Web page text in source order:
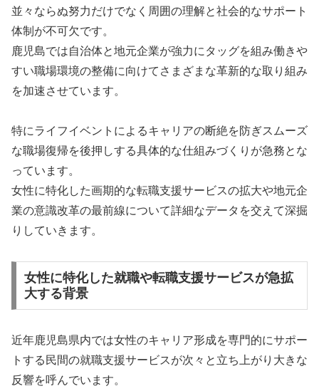
並々ならぬ努力だけでなく周囲の理解と社会的なサポート
体制が不可欠です。
鹿児島では自治体と地元企業が強力にタッグを組み働きや
すい職場環境の整備に向けてさまざまな革新的な取り組み
を加速させています。
特にライフイベントによるキャリアの断絶を防ぎスムーズ
な職場復帰を後押しする具体的な仕組みづくりが急務とな
っています。
女性に特化した画期的な転職支援サービスの拡大や地元企
業の意識改革の最前線について詳細なデータを交えて深掘
りしていきます。
女性に特化した就職や転職支援サービスが急拡
大する背景
近年鹿児島県内では女性のキャリア形成を専門的にサポー
トする民間の就職支援サービスが次々と立ち上がり大きな
反響を呼んでいます。